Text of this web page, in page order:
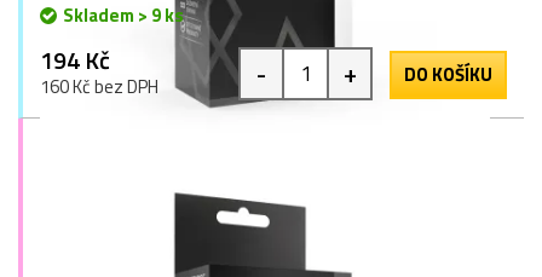
Skladem > 9 ks
194 Kč
160 Kč bez DPH - + DO KOŠÍKU